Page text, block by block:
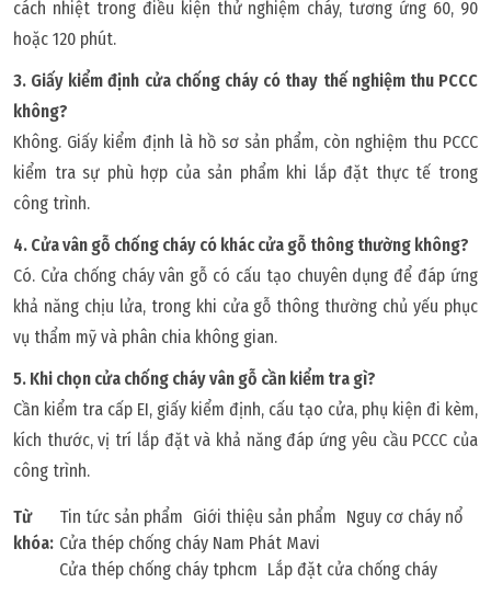
cách nhiệt trong điều kiện thử nghiệm cháy, tương ứng 60, 90
hoặc 120 phút.
3. Giấy kiểm định cửa chống cháy có thay thế nghiệm thu PCCC
không?
Không. Giấy kiểm định là hồ sơ sản phẩm, còn nghiệm thu PCCC
kiểm tra sự phù hợp của sản phẩm khi lắp đặt thực tế trong
công trình.
4. Cửa vân gỗ chống cháy có khác cửa gỗ thông thường không?
Có. Cửa chống cháy vân gỗ có cấu tạo chuyên dụng để đáp ứng
khả năng chịu lửa, trong khi cửa gỗ thông thường chủ yếu phục
vụ thẩm mỹ và phân chia không gian.
5. Khi chọn cửa chống cháy vân gỗ cần kiểm tra gì?
Cần kiểm tra cấp EI, giấy kiểm định, cấu tạo cửa, phụ kiện đi kèm,
kích thước, vị trí lắp đặt và khả năng đáp ứng yêu cầu PCCC của
công trình.
Từ
khóa:
Tin tức sản phẩm Giới thiệu sản phẩm Nguy cơ cháy nổ
Cửa thép chống cháy Nam Phát Mavi
Cửa thép chống cháy tphcm Lắp đặt cửa chống cháy